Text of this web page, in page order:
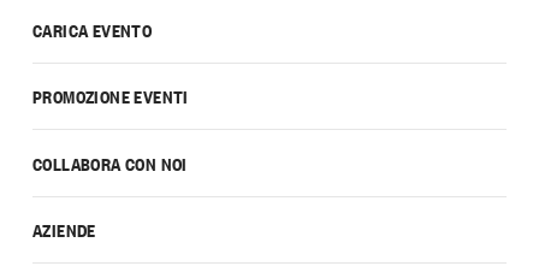
CARICA EVENTO
PROMOZIONE EVENTI
COLLABORA CON NOI
AZIENDE